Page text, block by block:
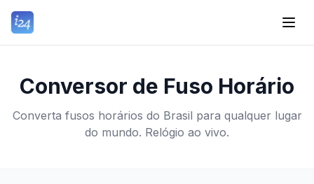
Conversor de Fuso Horário
Converta fusos horários do Brasil para qualquer lugar
do mundo. Relógio ao vivo.